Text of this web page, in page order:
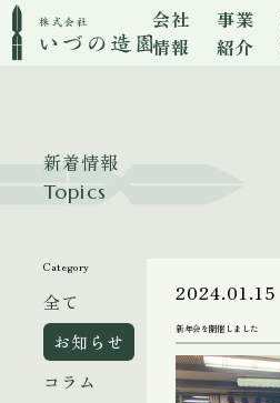
会社
情報
事業
紹介
新着情報
Topics
Category
全て
お知らせ
コラム
2024.01.15
新年会を開催しました